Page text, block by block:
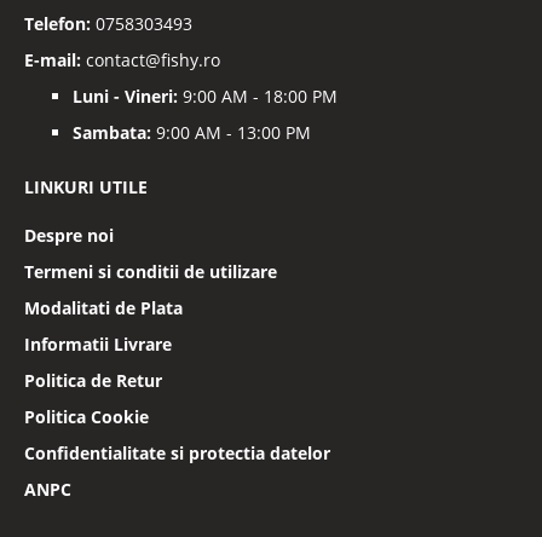
Telefon: 0758303493
E-mail: contact@fishy.ro
Luni - Vineri: 9:00 AM - 18:00 PM
Sambata: 9:00 AM - 13:00 PM
LINKURI UTILE
Despre noi
Termeni si conditii de utilizare
Modalitati de Plata
Informatii Livrare
Politica de Retur
Politica Cookie
Confidentialitate si protectia datelor
ANPC